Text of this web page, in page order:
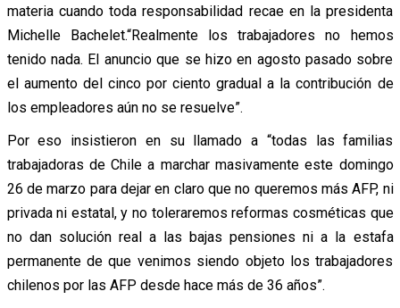
materia cuando toda responsabilidad recae en la presidenta
Michelle Bachelet.“Realmente los trabajadores no hemos
tenido nada. El anuncio que se hizo en agosto pasado sobre
el aumento del cinco por ciento gradual a la contribución de
los empleadores aún no se resuelve”.
Por eso insistieron en su llamado a “todas las familias
trabajadoras de Chile a marchar masivamente este domingo
26 de marzo para dejar en claro que no queremos más AFP, ni
privada ni estatal, y no toleraremos reformas cosméticas que
no dan solución real a las bajas pensiones ni a la estafa
permanente de que venimos siendo objeto los trabajadores
chilenos por las AFP desde hace más de 36 años”.